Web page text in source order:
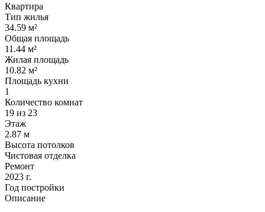
Квартира
Тип жилья
34.59 м²
Общая площадь
11.44 м²
Жилая площадь
10.82 м²
Площадь кухни
1
Количество комнат
19 из 23
Этаж
2.87 м
Высота потолков
Чистовая отделка
Ремонт
2023 г.
Год постройки
Описание